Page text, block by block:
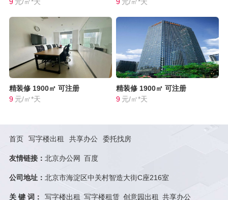
精装修 1900㎡ 可注册
9 元/㎡*天
精装修 1900㎡ 可注册
9 元/㎡*天
首页 写字楼出租 共享办公 委托找房
友情链接： 北京办公网 百度
公司地址： 北京市海淀区中关村智造大街C座216室
关 键 词： 写字楼出租 写字楼租赁 创意园出租 共享办公